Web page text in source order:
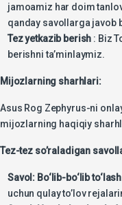
jamoamiz har doim
qanday savollarga javob
Tez yetkazib berish : Biz
berishni ta’minlaymiz.
Mijozlarning sharhlari:
Asus Rog Zephyrus-ni
mijozlarning haqiqiy
Tez-tez so’raladigan
Savol: Bo‘lib-bo‘lib
uchun qulay to’lov